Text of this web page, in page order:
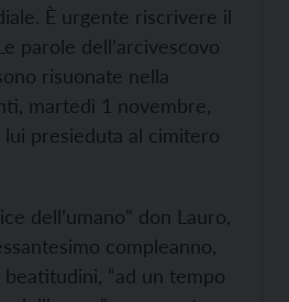
È urgente riscrivere il
parole dell’arcivescovo
risuonate nella
martedì 1 novembre,
presieduta al cimitero
dell’umano” don Lauro,
compleanno,
“ad un tempo